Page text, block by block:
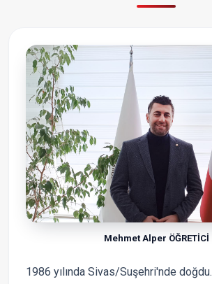
Mehmet Alper ÖĞRETİCİ
1986 yılında Sivas/Suşehri'nde doğdu.